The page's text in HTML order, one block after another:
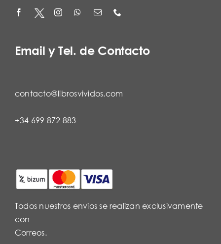
Email y Tel. de Contacto
contacto@librosvividos.com
+34 699 872 883
Todos nuestros envíos se realizan exclusivamente
con
Correos.